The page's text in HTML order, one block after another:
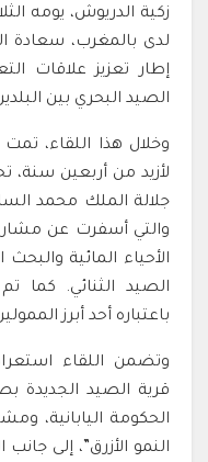
زكية الدريوش، يومه الثلاثاء 02 دجنبر
لدى بالمغرب، سعادة
إطار تعزيز علاقات
الصيد البحري بين
وخلال هذا اللقاء،
لأزيد من أربعين سنة،
جلالة الملك محمد
والتي أسفرت عن
الأحياء المائية
الصيد الثنائي. كما تم
باعتباره أحد أبرز
وتضمن اللقاء
قرية الصيد الجديدة
الحكومة اليابانية،
النمو الأزرق”، إلى